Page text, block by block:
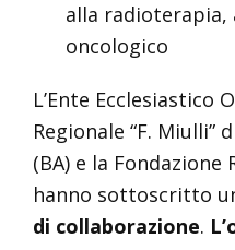
alla radioterapia,
oncologico
L’Ente Ecclesiastico
Regionale “F. Miulli”
(BA) e la Fondazione
hanno sottoscritto
di collaborazione.